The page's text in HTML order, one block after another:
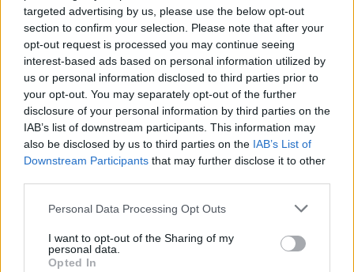
targeted advertising by us, please use the below opt-out
section to confirm your selection. Please note that after your
opt-out request is processed you may continue seeing
interest-based ads based on personal information utilized by
us or personal information disclosed to third parties prior to
your opt-out. You may separately opt-out of the further
disclosure of your personal information by third parties on the
IAB’s list of downstream participants. This information may
also be disclosed by us to third parties on the IAB’s List of
Downstream Participants that may further disclose it to other
Personal Data Processing Opt Outs
I want to opt-out of the Sharing of my
personal data.
Opted In
toute la famille à bord pour évaluer ses
performances dans des conditions réelles.
Auto Pour Vous
Navigation
Précédent Suivant